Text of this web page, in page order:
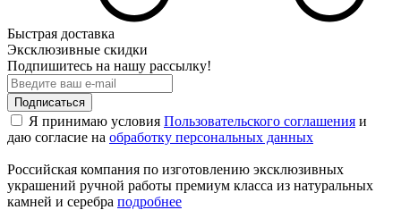
Быстрая доставка
Эксклюзивные скидки
Подпишитесь на нашу рассылку!
Подписаться
Я принимаю условия Пользовательского соглашения и
даю согласие на обработку персональных данных
Российская компания по изготовлению эксклюзивных
украшений ручной работы премиум класса из натуральных
камней и серебра подробнее